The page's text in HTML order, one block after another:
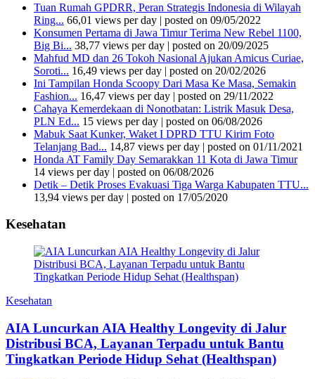
Tuan Rumah GPDRR, Peran Strategis Indonesia di Wilayah
Ring... 66,01 views per day | posted on 09/05/2022
Konsumen Pertama di Jawa Timur Terima New Rebel 1100,
Big Bi... 38,77 views per day | posted on 20/09/2025
Mahfud MD dan 26 Tokoh Nasional Ajukan Amicus Curiae,
Soroti... 16,49 views per day | posted on 20/02/2026
Ini Tampilan Honda Scoopy Dari Masa Ke Masa, Semakin
Fashion... 16,47 views per day | posted on 29/11/2022
Cahaya Kemerdekaan di Nonotbatan: Listrik Masuk Desa,
PLN Ed... 15 views per day | posted on 06/08/2026
Mabuk Saat Kunker, Waket I DPRD TTU Kirim Foto
Telanjang Bad... 14,87 views per day | posted on 01/11/2021
Honda AT Family Day Semarakkan 11 Kota di Jawa Timur
14 views per day | posted on 06/08/2026
Detik – Detik Proses Evakuasi Tiga Warga Kabupaten TTU...
13,94 views per day | posted on 17/05/2020
Kesehatan
Kesehatan
AIA Luncurkan AIA Healthy Longevity di Jalur
Distribusi BCA, Layanan Terpadu untuk Bantu
Tingkatkan Periode Hidup Sehat (Healthspan)